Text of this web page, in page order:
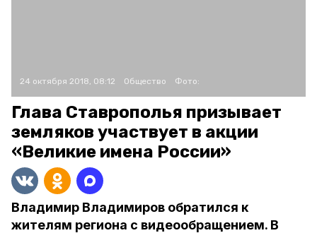
24 октября 2018, 08:12 Общество Фото:
Глава Ставрополья призывает
земляков участвует в акции
«Великие имена России»
Владимир Владимиров обратился к
жителям региона с видеообращением. В